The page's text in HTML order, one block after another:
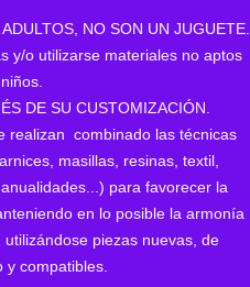
NO SON UN JUGUETE.
y/o utilizarse materiales no aptos
DE SU CUSTOMIZACIÓN.
realizan combinado las técnicas
masillas, resinas, textil,
para favorecer la
en lo posible la armonía
piezas nuevas, de
y compatibles.
2 resultadosOrdenado